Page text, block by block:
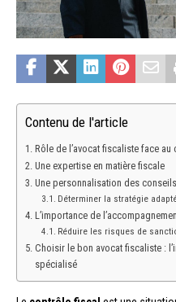
Contenu de l'article
Rôle de l’avocat fiscaliste face au
Une expertise en matière fiscale
Une personnalisation des conseils
Déterminer la stratégie
L’importance de
Réduire les risques de
Choisir le bon avocat fiscaliste :
spécialisé